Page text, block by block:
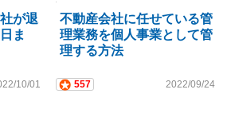
が退
ま
10/01
不動産会社に任せている管
理業務を個人事業として管
理する方法
557 2022/09/24